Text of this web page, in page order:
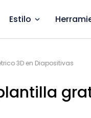
Estilo
3D en Diapositivas